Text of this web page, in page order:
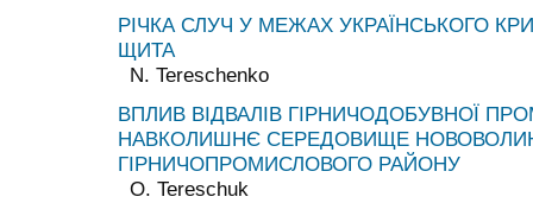
РІЧКА СЛУЧ У МЕЖАХ УКРАЇНСЬКОГО
ЩИТА
N. Tereschenko
ВПЛИВ ВІДВАЛІВ ГІРНИЧОДОБУВНОЇ
НАВКОЛИШНЄ СЕРЕДОВИЩЕ
ГІРНИЧОПРОМИСЛОВОГО РАЙОНУ
O. Tereschuk